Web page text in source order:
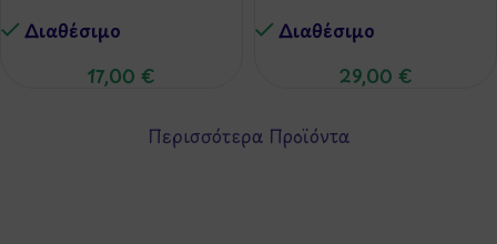
Διαθέσιμo
17,00 €
Διαθέσιμo
29,00 €
Περισσότερα Προϊόντα